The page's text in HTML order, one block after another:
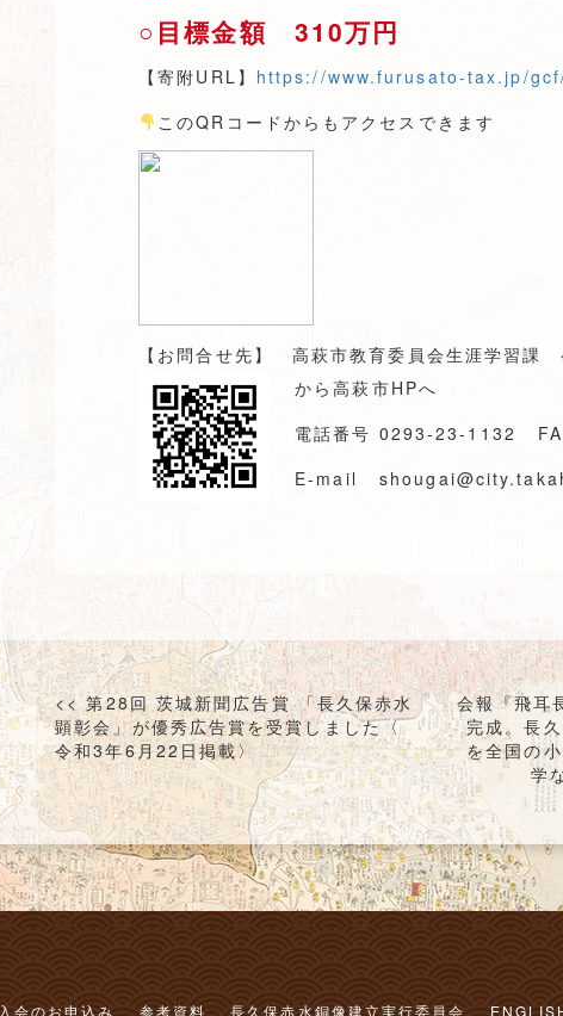
○目標金額 310万円
【寄附URL】 https://www.furusato-tax.jp/
このQRコードからもアクセスできます
【お問合せ先】 高萩市教育委員会生涯学習課
から高萩市HPへ
電話番号 0293-23-1132
E-mail
投
稿
ナ
ビ
ゲ
ー
シ
ョ
<< 第28回 茨城新聞広告賞 「長久保赤水
顕彰会」が優秀広告賞を受賞しました〈
令和3年6月22日掲載〉
会報『飛耳
完成。長
を全国の
学
入会のお申込み 参考資料 長久保赤水銅像建立実行委員会